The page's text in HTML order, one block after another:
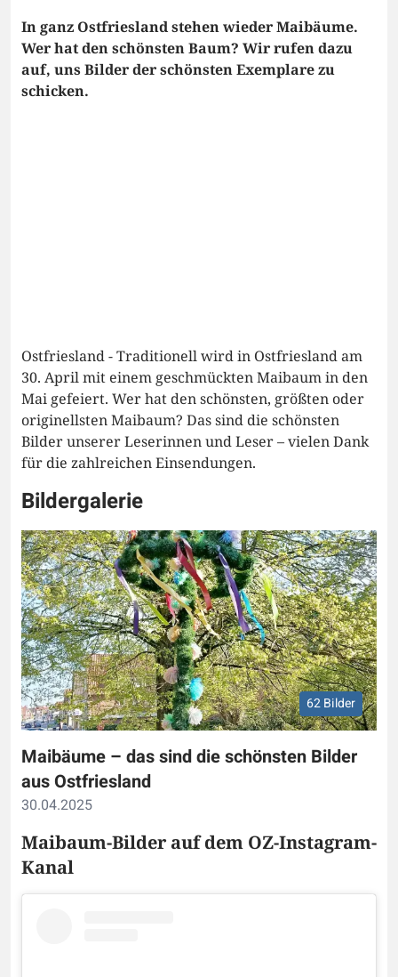
In ganz Ostfriesland stehen wieder Maibäume.
Wer hat den schönsten Baum? Wir rufen dazu
auf, uns Bilder der schönsten Exemplare zu
schicken.
Ostfriesland - Traditionell wird in Ostfriesland am
30. April mit einem geschmückten Maibaum in den
Mai gefeiert. Wer hat den schönsten, größten oder
originellsten Maibaum? Das sind die schönsten
Bilder unserer Leserinnen und Leser – vielen Dank
für die zahlreichen Einsendungen.
Bildergalerie
62 Bilder
Maibäume – das sind die schönsten Bilder
aus Ostfriesland
30.04.2025
Maibaum-Bilder auf dem OZ-Instagram-
Kanal